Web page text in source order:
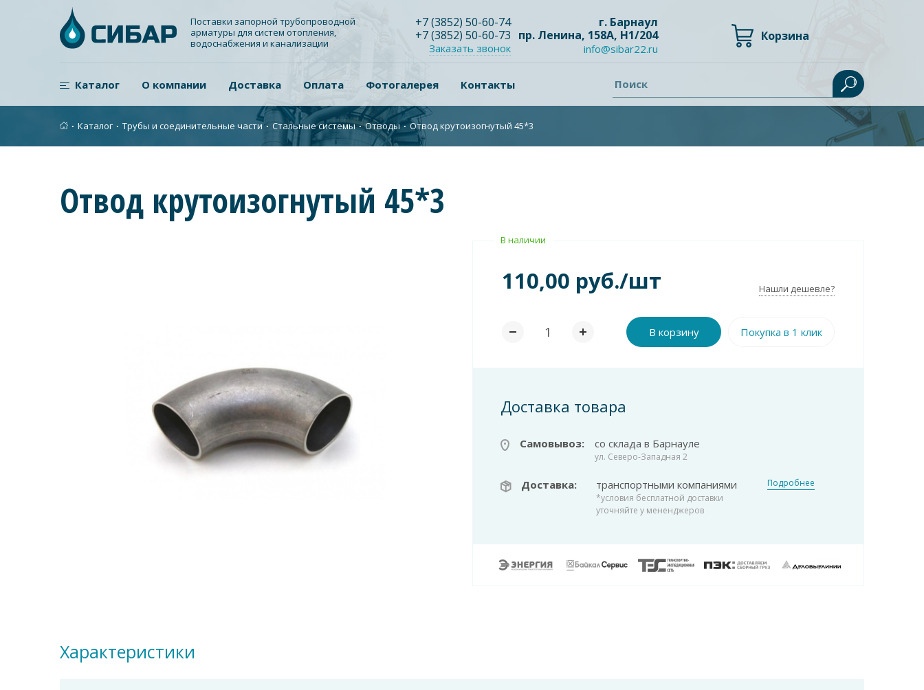
Поставки запорной трубопроводной
арматуры для систем отопления,
водоснабжения и канализации
+7(3852) 50-60-74
+7(3852) 50-60-73
Заказать звонок
г. Барнаул
пр. Ленина, 158А, Н1/204
info@sibar22.ru
Корзина
Каталог О компании Доставка Оплата Фотогалерея Контакты Поиск
∙ Каталог ∙ Трубы и соединительные части ∙ Стальные системы ∙Отводы ∙Отвод крутоизогнутый 45*3
Отвод крутоизогнутый 45*3
В наличии
110,00 руб./шт Нашли дешевле?
В корзину Покупка в 1 клик
Доставка товара
Самовывоз: со склада в Барнауле
ул. Северо-Западная 2
Доставка: транспортными компаниями
*условия бесплатной доставки
уточняйте у мененджеров
Подробнее
Характеристики